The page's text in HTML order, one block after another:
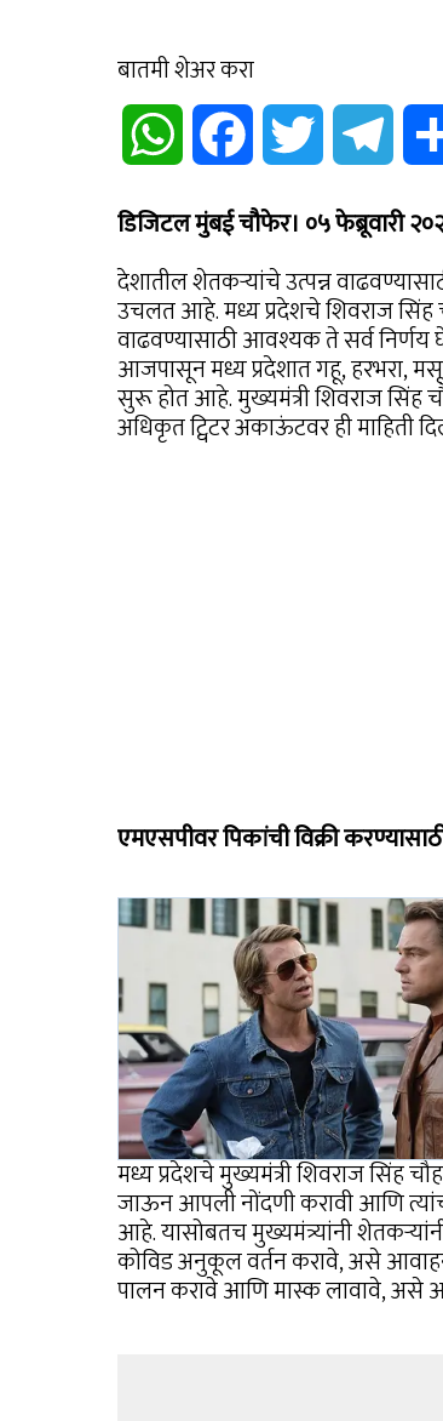
बातमी शेअर करा
WhatsApp Facebook Twitter
डिजिटल मुंबई चौफेर। ०५ फेब्रूवारी
देशातील शेतकऱ्यांचे उत्पन्न
उचलत आहे. मध्य प्रदेशचे शिवराज सिंह
वाढवण्यासाठी आवश्यक ते सर्व
आजपासून मध्य प्रदेशात गहू, हरभरा,
सुरू होत आहे. मुख्यमंत्री शिवराज सिंह
अधिकृत ट्विटर अकाऊंटवर ही माहिती
एमएसपीवर पिकांची विक्री
मध्य प्रदेशचे मुख्यमंत्री शिवराज सिंह
जाऊन आपली नोंदणी करावी आणि
आहे. यासोबतच मुख्यमंत्र्यांनी
कोविड अनुकूल वर्तन करावे, असे
पालन करावे आणि मास्क लावावे, असे